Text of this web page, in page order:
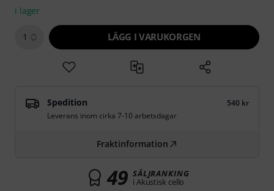
i lager
1 LÄGG I VARUKORGEN
Spedition
540 kr
Leverans inom cirka 7-10 arbetsdagar
Fraktinformation
49 SÄLJRANKING
i Akustisk cello